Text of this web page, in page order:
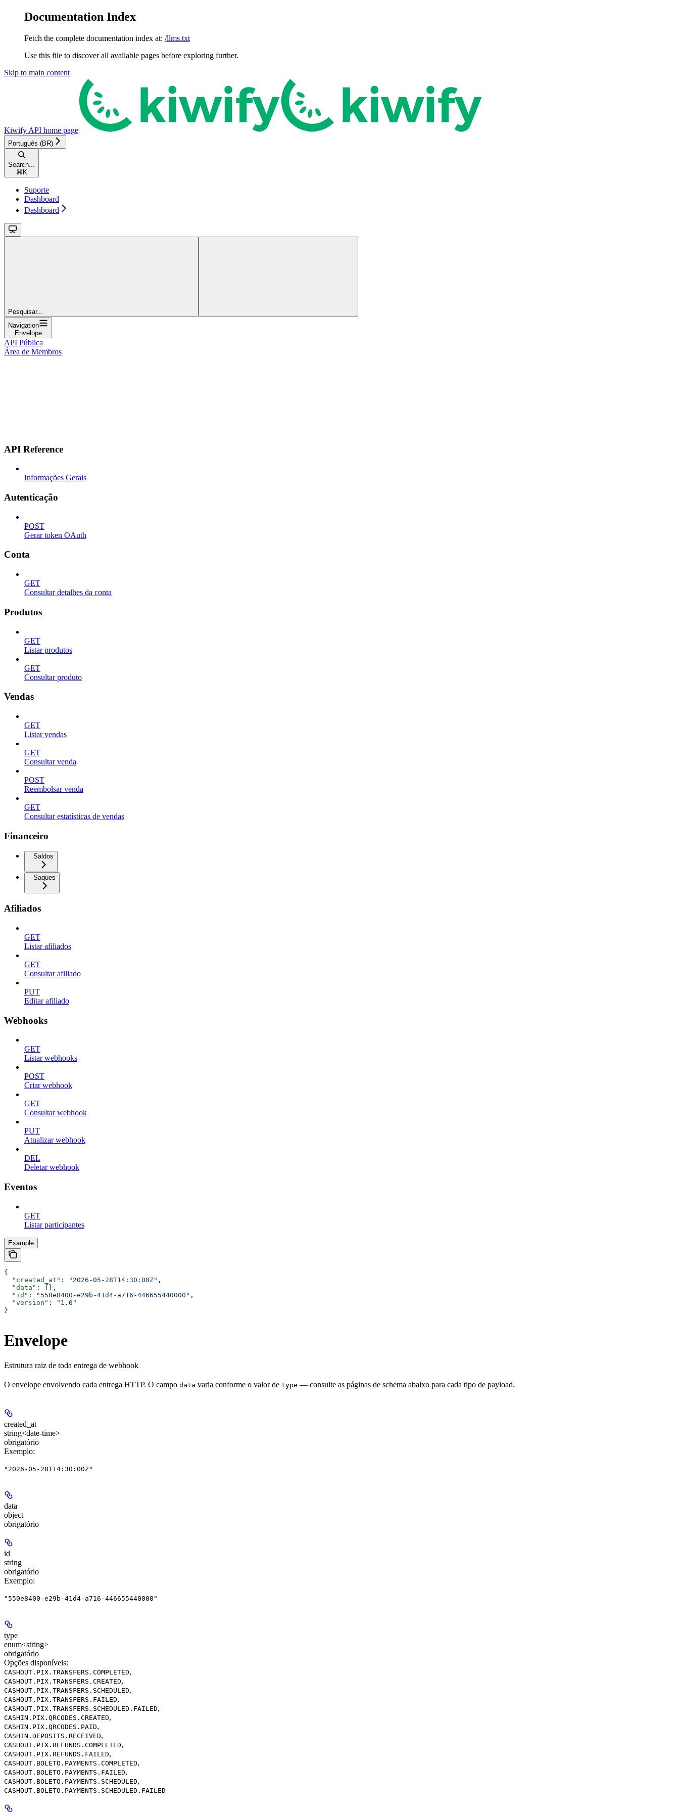
Documentation Index
Fetch the complete documentation index at: /llms.txt
Use this file to discover all available pages before exploring further.
Skip to main content
Kiwify API home page
Português (BR)
Search...
⌘ K
Suporte
Dashboard
Dashboard
Pesquisar...
Navigation
Envelope
API Pública
Área de Membros
API Reference
Informações Gerais
Autenticação
POST
Gerar token OAuth
Conta
GET
Consultar detalhes da conta
Produtos
GET
Listar produtos
GET
Consultar produto
Vendas
GET
Listar vendas
GET
Consultar venda
POST
Reembolsar venda
GET
Consultar estatísticas de vendas
Financeiro
Saldos
Saques
Afiliados
GET
Listar afiliados
GET
Consultar afiliado
PUT
Editar afiliado
Webhooks
GET
Listar webhooks
POST
Criar webhook
GET
Consultar webhook
PUT
Atualizar webhook
DEL
Deletar webhook
Eventos
GET
Listar participantes
Example
{
  "created_at"
: "2026-05-28T14:30:00Z" ,
  "data"
: {},
  "id"
: "550e8400-e29b-41d4-a716-446655440000" ,
  "version"
:
"1.0"
}
Envelope
Estrutura raiz de toda entrega de webhook
O envelope envolvendo cada entrega HTTP. O campo data varia conforme o valor de type — consulte as páginas de schema abaixo para cada tipo de payload.
created_at
string<date-time>
obrigatório
Exemplo:
"2026-05-28T14:30:00Z"
data
object
obrigatório
id
string
obrigatório
Exemplo:
"550e8400-e29b-41d4-a716-446655440000"
type
enum<string>
obrigatório
Opções disponíveis:
CASHOUT.PIX.TRANSFERS.COMPLETED,
CASHOUT.PIX.TRANSFERS.CREATED,
CASHOUT.PIX.TRANSFERS.SCHEDULED,
CASHOUT.PIX.TRANSFERS.FAILED,
CASHOUT.PIX.TRANSFERS.SCHEDULED.FAILED,
CASHIN.PIX.QRCODES.CREATED,
CASHIN.PIX.QRCODES.PAID,
CASHIN.DEPOSITS.RECEIVED,
CASHOUT.PIX.REFUNDS.COMPLETED,
CASHOUT.PIX.REFUNDS.FAILED,
CASHOUT.BOLETO.PAYMENTS.COMPLETED,
CASHOUT.BOLETO.PAYMENTS.FAILED,
CASHOUT.BOLETO.PAYMENTS.SCHEDULED,
CASHOUT.BOLETO.PAYMENTS.SCHEDULED.FAILED